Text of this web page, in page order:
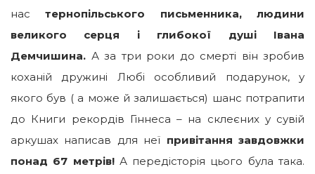
настернопільського письменника, людини
великого серця і глибокої душі Івана
Демчишина. А за три роки до смерті він зробив
коханій дружині Любі особливий подарунок, у
якого був ( а може й залишається) шанс потрапити
до Книги рекордів Гіннеса – на склеєних у сувій
аркушах написав для неї привітання завдовжки
понад 67 метрів!А передісторія цього була така.